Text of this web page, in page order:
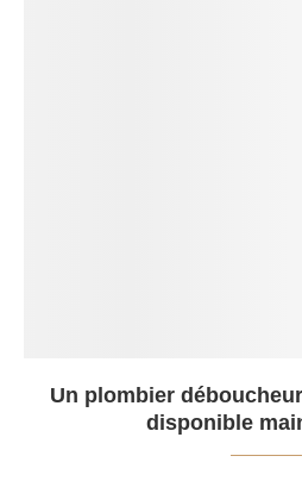
Un plombier
disponible